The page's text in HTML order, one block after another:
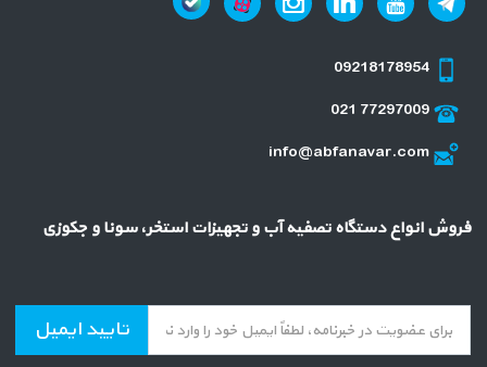
09218178954
021 77297009
info@abfanavar.com
فروش انواع دستگاه تصفیه آب و تجهیزات استخر، سونا و جکوزی
تایید ایمیل